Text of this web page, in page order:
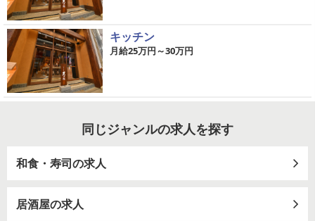
キッチン
月給25万円～30万円
同じジャンルの求人を探す
和食・寿司の求人
居酒屋の求人